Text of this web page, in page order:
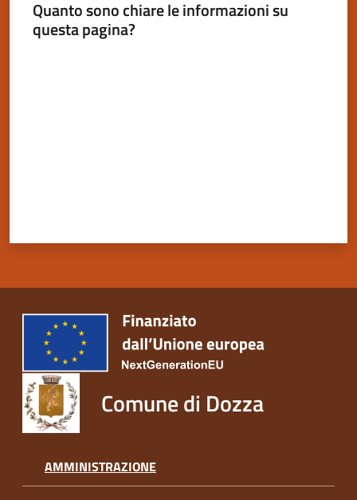
su
Quanto sono chiare le informazioni su
questa pagina?
Comune di Dozza
AMMINISTRAZIONE